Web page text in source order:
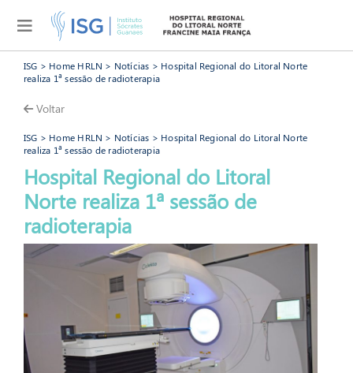
ISG > Home HRLN > Notícias > Hospital Regional do Litoral Norte
realiza 1ª sessão de radioterapia
Voltar
ISG > Home HRLN > Notícias > Hospital Regional do Litoral Norte
realiza 1ª sessão de radioterapia
Hospital Regional do Litoral
Norte realiza 1ª sessão de
radioterapiaHRLN